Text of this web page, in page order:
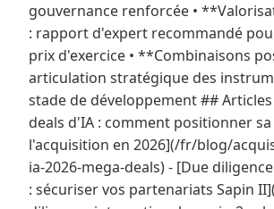
gouvernance renforcée •
: rapport d'expert recommandé
prix d'exercice • **Combinaisons
articulation stratégique des
stade de développement ##
deals d'IA : comment positionner
l'acquisition en 2026](/fr/blog/
ia-2026-mega-deals) - [Due
: sécuriser vos partenariats Sapin